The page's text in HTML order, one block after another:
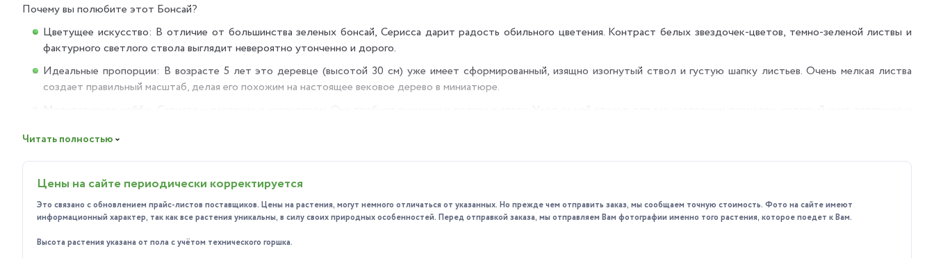
Почему вы полюбите этот Бонсай?
Цветущее искусство: В отличие от большинства зеленых бонсай, Серисса дарит радость обильного цветения. Контраст белых звездочек-цветов, темно-зеленой листвы и
фактурного светлого ствола выглядит невероятно утонченно и дорого.
Идеальные пропорции: В возрасте 5 лет это деревце (высотой 30 см) уже имеет сформированный, изящно изогнутый ствол и густую шапку листьев. Очень мелкая листва
создает правильный масштаб, делая его похожим на настоящее вековое дерево в миниатюре.
Это хрупкое создание не терпит суеты:
На хорошо освещенный рабочий стол или кофейный столик, где вы сможете любоваться ее цветами вблизи.
На светлый подоконник без сквозняков.
В качестве очень эстетичного и символичного подарка для человека, который любит ухаживать за растениями.
Читать полностью
Цены на сайте периодически корректируется
Это связано с обновлением прайс-листов поставщиков. Цены на растения, могут немного отличаться от указанных. Но прежде чем отправить заказ, мы сообщаем точную стоимость. Фото на сайте имеют
информационный характер, так как все растения уникальны, в силу своих природных особенностей. Перед отправкой заказа, мы отправляем Вам фотографии именно того растения, которое поедет к Вам.
Высота растения указана от пола с учётом технического горшка.